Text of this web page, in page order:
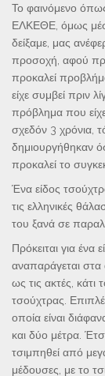
Το φαινόμενο
ΕΛΚΕΘΕ, όμως
δείξαμε, μας
προσοχή, αφού
προκαλεί
είχε συμβεί πριν
πρόβλημα που
σχεδόν 3 χρόνια,
δημιουργήθηκαν
προκαλεί το
Ένα είδος
τις ελληνικές
του ξανά σε
Πρόκειται για ένα
αναπαράγεται στα
ως τις ακτές, κάτι
τσούχτρας.
οποία είναι
και δύο μέτρα.
τσιμπηθεί από
μέδουσες, με το